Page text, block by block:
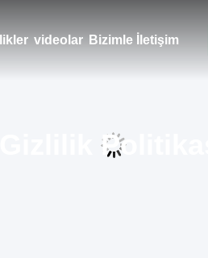
videolar Bizimle İletişim
Gizlilik